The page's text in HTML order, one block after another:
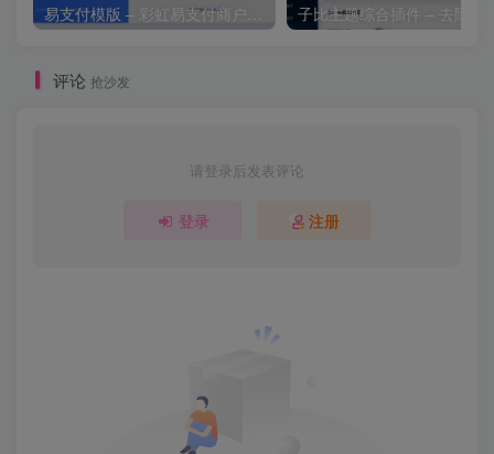
子比主题综合插件 – 去除授
评论 抢沙发
请登录后发表评论
登录 注册